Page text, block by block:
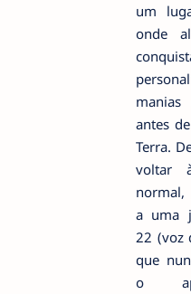
um
onde
manias
antes
Terra.
voltar
normal,
a uma
22 (voz
que
o